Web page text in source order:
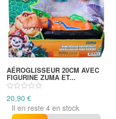
AÉROGLISSEUR 20CM AVEC
FIGURINE ZUMA ET...
20,90 €
Il en reste 4 en stock